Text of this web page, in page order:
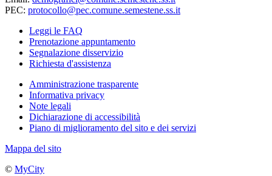
PEC: protocollo@pec.comune.semestene.ss.it
Leggi le FAQ
Prenotazione appuntamento
Segnalazione disservizio
Richiesta d'assistenza
Amministrazione trasparente
Informativa privacy
Note legali
Dichiarazione di accessibilità
Piano di miglioramento del sito e dei servizi
Mappa del sito
© MyCity